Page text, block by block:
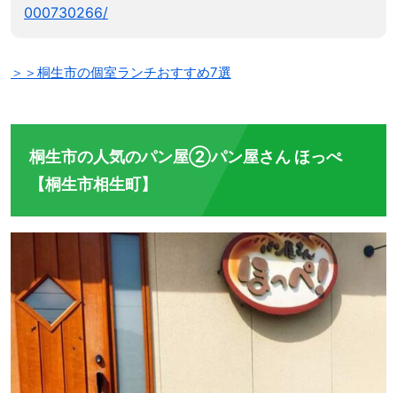
000730266/
＞＞桐生市の個室ランチおすすめ7選
桐生市の人気のパン屋②パン屋さん ほっぺ
【桐生市相生町】